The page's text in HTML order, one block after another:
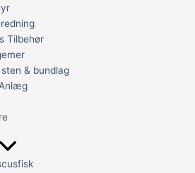
Tilbehør
& bundlag